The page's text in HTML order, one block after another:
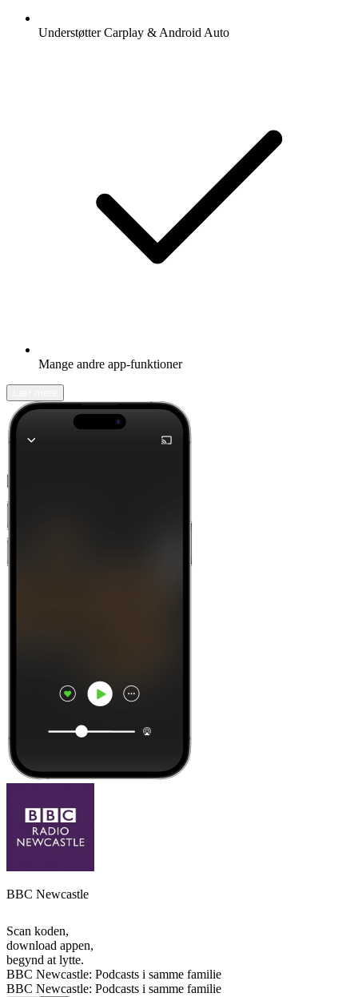
Understøtter Carplay & Android Auto
Mange andre app-funktioner
BBC Newcastle
Scan koden,
download appen,
begynd at lytte.
BBC Newcastle: Podcasts i samme familie
BBC Newcastle: Podcasts i samme familie